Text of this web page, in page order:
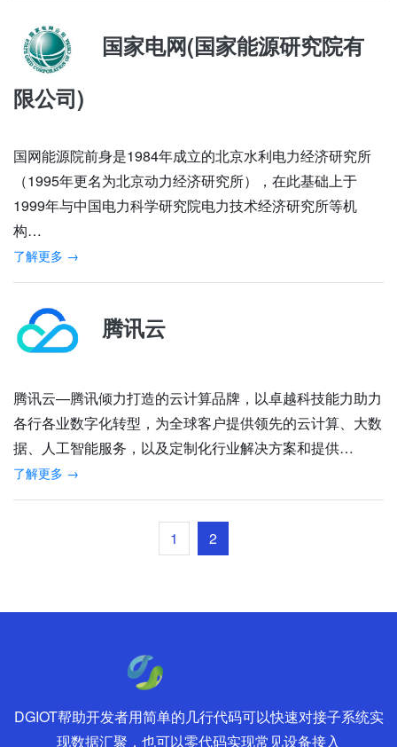
国家电网(国家能源研究院有
限公司)
国网能源院前身是1984年成立的北京水利电力经济研究所
（1995年更名为北京动力经济研究所），在此基础上于
1999年与中国电力科学研究院电力技术经济研究所等机
构…
了解更多 →
腾讯云
腾讯云—腾讯倾力打造的云计算品牌，以卓越科技能力助力
各行各业数字化转型，为全球客户提供领先的云计算、大数
据、人工智能服务，以及定制化行业解决方案和提供…
了解更多 →
1 2
DGIOT帮助开发者用简单的几行代码可以快速对接子系统实
现数据汇聚，也可以零代码实现常见设备接入